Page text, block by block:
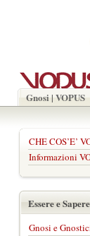
Gnosi | VOPUS
CHE COS’E’
Informazioni
Essere e Sapere
Gnosi e